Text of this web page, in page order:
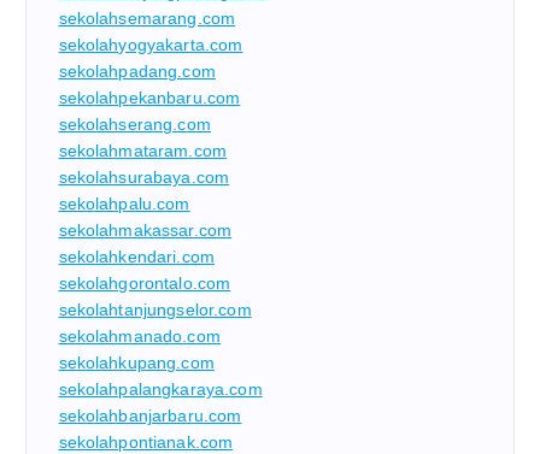
sekolahsemarang.com
sekolahyogyakarta.com
sekolahpadang.com
sekolahpekanbaru.com
sekolahserang.com
sekolahmataram.com
sekolahsurabaya.com
sekolahpalu.com
sekolahmakassar.com
sekolahkendari.com
sekolahgorontalo.com
sekolahtanjungselor.com
sekolahmanado.com
sekolahkupang.com
sekolahpalangkaraya.com
sekolahbanjarbaru.com
sekolahpontianak.com